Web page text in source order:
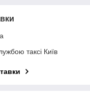
таксі Київ